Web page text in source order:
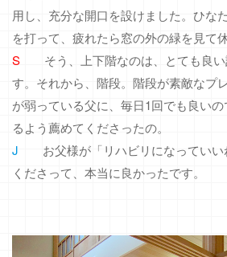
用し、充分な開口を設けました。ひな
を打って、疲れたら窓の外の緑を見て
S そう、上下階なのは、とても良
す。それから、階段。階段が素敵なプ
が弱っている父に、毎日1回でも良い
るよう薦めてくださったの。
J
お父様が「リハビリになってい
くださって、本当に良かったです。